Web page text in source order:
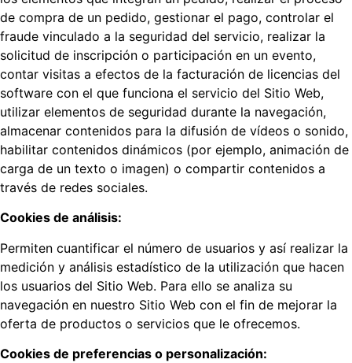
de compra de un pedido, gestionar el pago, controlar el
fraude vinculado a la seguridad del servicio, realizar la
solicitud de inscripción o participación en un evento,
contar visitas a efectos de la facturación de licencias del
software con el que funciona el servicio del Sitio Web,
utilizar elementos de seguridad durante la navegación,
almacenar contenidos para la difusión de vídeos o sonido,
habilitar contenidos dinámicos (por ejemplo, animación de
carga de un texto o imagen) o compartir contenidos a
través de redes sociales.
Cookies de análisis:
Permiten cuantificar el número de usuarios y así realizar la
medición y análisis estadístico de la utilización que hacen
los usuarios del Sitio Web. Para ello se analiza su
navegación en nuestro Sitio Web con el fin de mejorar la
oferta de productos o servicios que le ofrecemos.
Cookies de preferencias o personalización: